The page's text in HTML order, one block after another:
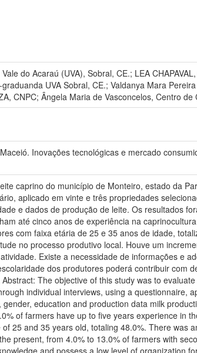
do Acaraú (UVA), Sobral, CE.; LEA
UVA Sobral, CE.; Valdanya Mara
CNPC; Ângela Maria de Vasconcelos, Centro
Inovações tecnológicas e mercado
caprino do município de Monteiro, estado da
aplicado em vinte e três propriedades
e dados de produção de leite. Os resultados
até cinco anos de experiência na
com faixa etária de 25 e 35 anos de idade,
no processo produtivo local. Houve um
Existe a necessidade de informações e
dos produtores poderá contribuir com
The objective of this study was to
individual interviews, using a questionnaire,
education and production data milk
of farmers have up to five years experience in
25 and 35 years old, totaling 48.0%. There was
present, from 4.0% to 13.0% of farmers with
and possess a low level of organization